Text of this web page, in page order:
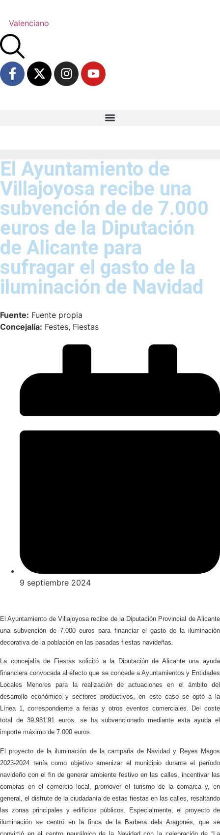
Valenciano
El Ayuntamiento de
Villajoyosa recibe una
subvención de de 7.000
euros de la Diputación
de Alicante para
sufragar el gasto de la
iluminación de Navidad
Fuente: Fuente propia
Concejalía: Festes, Fiestas
9 septiembre 2024
El Ayuntamiento de Villajoyosa recibe de la Diputación Provincial de Alicante
una subvención de 7.000 euros para financiar el gasto de la iluminación
decorativa de la población en las pasadas fiestas navideñas.
La concejalía de Fiestas solicitó a la Diputación de Alicante una ayuda
financiera convocada al efecto que se concede a Ayuntamientos y Entidades
Locales Menores para la realización de actuaciones en el ámbito del
desarrollo económico y sectores productivos, en este caso se optó a la
Línea 1, correspondiente a ferias y otros eventos comerciales. Del coste
total de 39.981’91 euros, se ha subvencionado mediante esta ayuda el
importe máximo de 7.000 euros.
El proyecto de la iluminación de la campaña de Navidad y Reyes Magos
2023-2024 tenía como objetivo amenizar el municipio durante el período
navideño con el fin de generar ambiente festivo en las calles, incentivar las
compras en el comercio local, promover el turismo de la comarca y, en
general, el disfrute de la ciudadanía de estas fiestas en las calles, resaltando
las zonas principales y edificios públicos. Especialmente, el proyecto de
iluminación se centró en la finca de la Barbera dels Aragonés, que se